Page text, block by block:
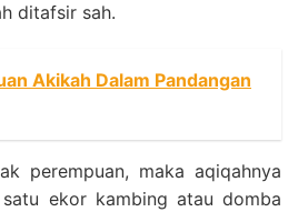
ditafsir sah.
Akikah Dalam Pandangan
perempuan, maka aqiqahnya
ekor kambing atau domba